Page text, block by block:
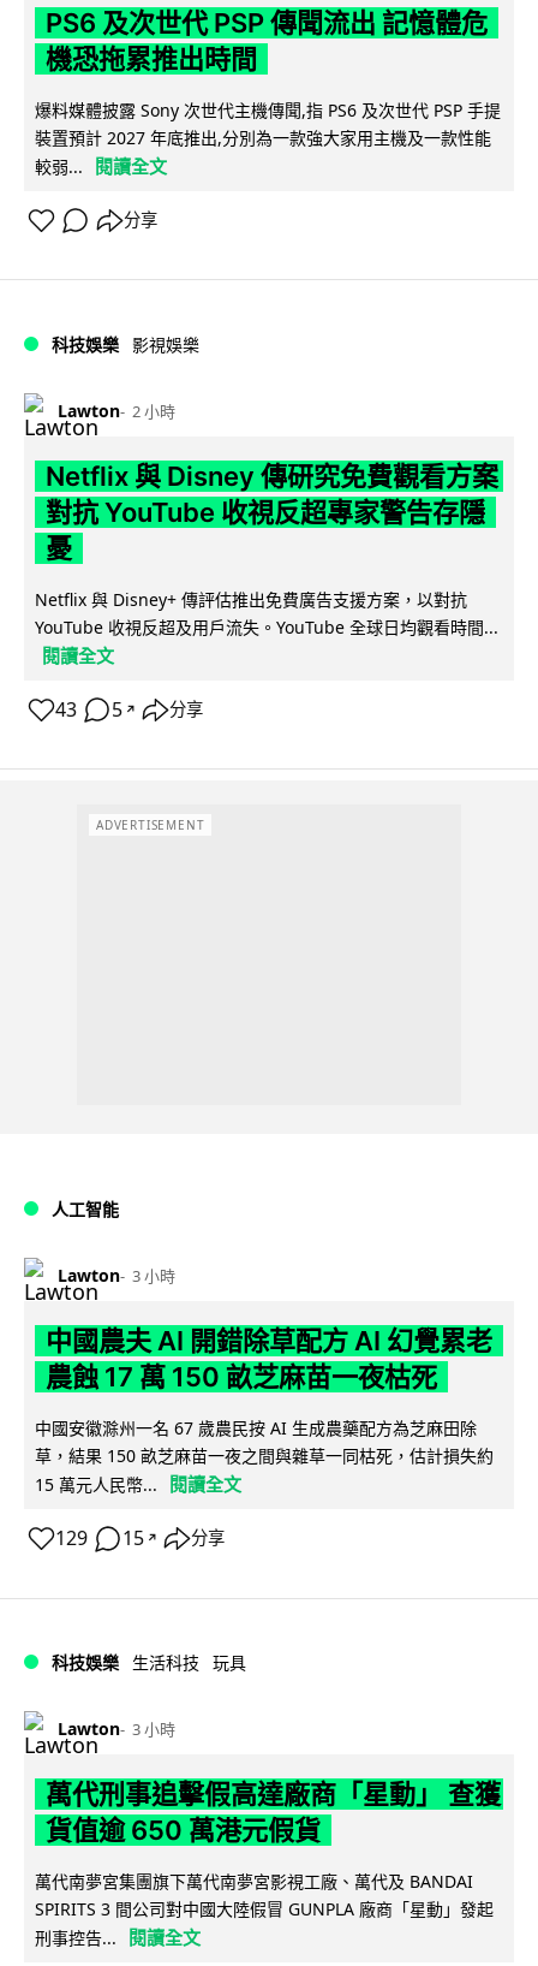
PS6 及次世代 PSP 傳聞流出 記憶體危
機恐拖累推出時間
爆料媒體披露 Sony 次世代主機傳聞,指 PS6 及次世代 PSP 手提
裝置預計 2027 年底推出,分別為一款強大家用主機及一款性能
較弱...
閱讀全文
分享
科技娛樂 影視娛樂
Lawton 2 小時
Netflix 與 Disney 傳研究免費觀看方案
對抗 YouTube 收視反超專家警告存隱
憂
Netflix 與 Disney+ 傳評估推出免費廣告支援方案，以對抗
YouTube 收視反超及用戶流失。YouTube 全球日均觀看時間...
閱讀全文
43 5 ↗ 分享
ADVERTISEMENT
人工智能
Lawton 3 小時
中國農夫 AI 開錯除草配方 AI 幻覺累老
農蝕 17 萬 150 畝芝麻苗一夜枯死
中國安徽滁州一名 67 歲農民按 AI 生成農藥配方為芝麻田除
草，結果 150 畝芝麻苗一夜之間與雜草一同枯死，估計損失約
15 萬元人民幣...
閱讀全文
129 15 ↗ 分享
科技娛樂 生活科技 玩具
Lawton 3 小時
萬代刑事追擊假高達廠商「星動」 查獲
貨值逾 650 萬港元假貨
萬代南夢宮集團旗下萬代南夢宮影視工廠、萬代及 BANDAI
SPIRITS 3 間公司對中國大陸假冒 GUNPLA 廠商「星動」發起
刑事控告...
閱讀全文